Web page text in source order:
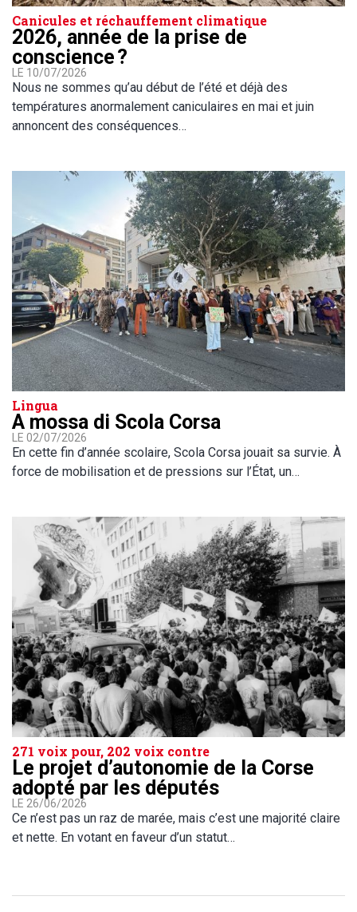
Canicules et réchauffement climatique
2026, année de la prise de
conscience ?
LE 10/07/2026
Nous ne sommes qu’au début de l’été et déjà des
températures anormalement caniculaires en mai et juin
annoncent des conséquences…
Lingua
A mossa di Scola Corsa
LE 02/07/2026
En cette fin d’année scolaire, Scola Corsa jouait sa survie. À
force de mobilisation et de pressions sur l’État, un…
271 voix pour, 202 voix contre
Le projet d’autonomie de la Corse
adopté par les députés
LE 26/06/2026
Ce n’est pas un raz de marée, mais c’est une majorité claire
et nette. En votant en faveur d’un statut…